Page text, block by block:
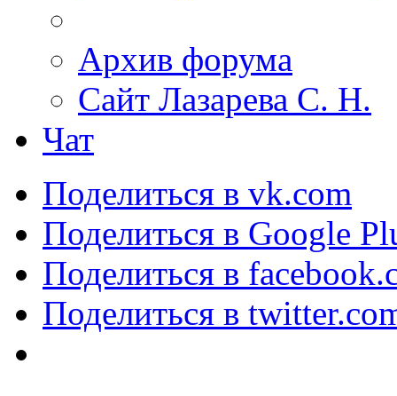
Архив форума
Сайт Лазарева С. Н.
Чат
Поделиться в vk.com
Поделиться в Google
Поделиться в
Поделиться в